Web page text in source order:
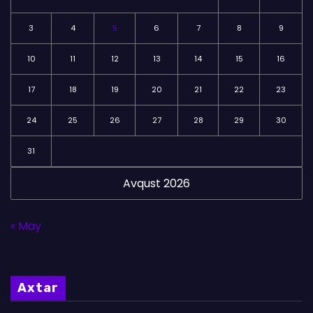
Avqust 2026
3 4 5 6 7 8 9
10 11 12 13 14 15 16
17 18 19 20 21 22 23
24 25 26 27 28 29 30
31
« May
Axtar